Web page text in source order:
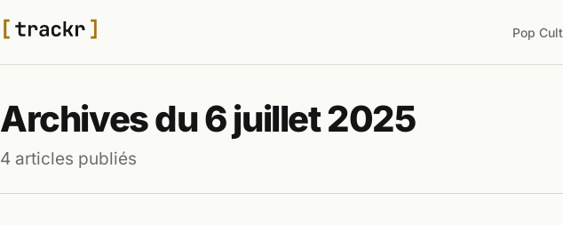
Pop
Archives du 6 juillet 2025
4 articles publiés